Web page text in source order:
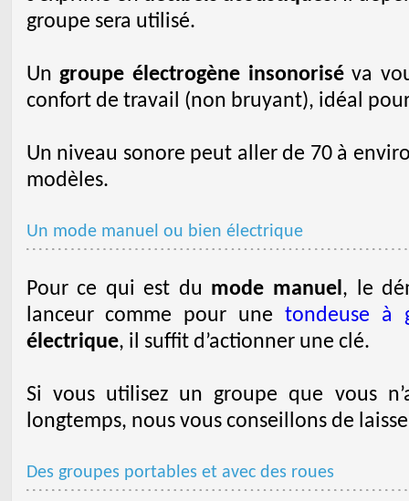
groupe sera utilisé.
Ungroupe électrogène insonoriséva
confort de travail (non bruyant), idéal
Un niveau sonore peut aller de 70 à
modèles.
Un mode manuel ou bien électrique
Pour ce qui est du mode manuel, le
lanceur comme pour unetondeuse à
électrique, il suffit d’actionner une clé.
Si vous utilisez un groupe que vous
longtemps, nous vous conseillons de
Des groupes portables et avec des roues